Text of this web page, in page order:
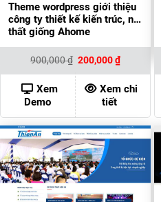
Theme wordpress giới thiệu
công ty thiết kế kiến trúc, nội
thất giống Ahome
900,000₫ Giá
là:
900,000 ₫.
200,000₫Giá
hiện
tại
là:
200,000 ₫.
Xem
Demo
Xem chi
tiết